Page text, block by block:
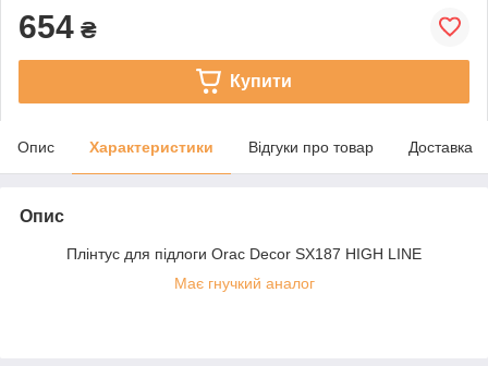
654 ₴
Купити
Опис Характеристики Відгуки про товар Доставка
Опис
Плінтус для підлоги Orac Decor SX187 HIGH LINE
Має гнучкий аналог